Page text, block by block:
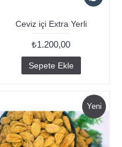
Ceviz içi Extra Yerli
₺1.200,00
Sepete Ekle
Yeni